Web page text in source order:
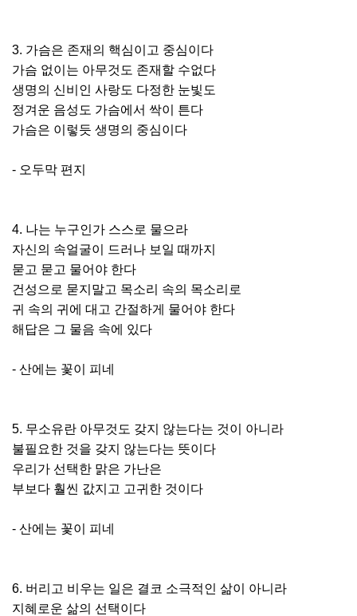
3. 가슴은 존재의 핵심이고 중심이다
가슴 없이는 아무것도 존재할 수없다
생명의 신비인 사랑도 다정한 눈빛도
정겨운 음성도 가슴에서 싹이 튼다
가슴은 이렇듯 생명의 중심이다
- 오두막 편지
4. 나는 누구인가 스스로 물으라
자신의 속얼굴이 드러나 보일 때까지
묻고 묻고 물어야 한다
건성으로 묻지말고 목소리 속의 목소리로
귀 속의 귀에 대고 간절하게 물어야 한다
해답은 그 물음 속에 있다
- 산에는 꽃이 피네
5. 무소유란 아무것도 갖지 않는다는 것이 아니라
불필요한 것을 갖지 않는다는 뜻이다
우리가 선택한 맑은 가난은
부보다 훨씬 값지고 고귀한 것이다
- 산에는 꽃이 피네
6. 버리고 비우는 일은 결코 소극적인 삶이 아니라
지혜로운 삶의 선택이다